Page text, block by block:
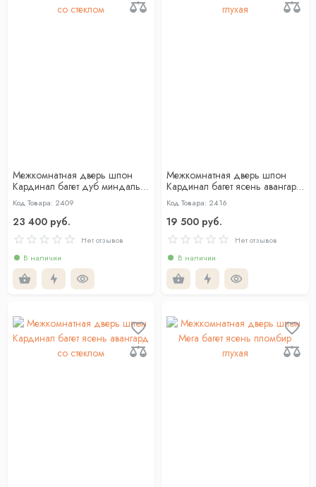
Межкомнатная дверь шпон
Кардинал багет дуб миндаль
со стеклом
Код Товара: 2409
23 400 руб.
Нет отзывов
В наличии
Межкомнатная дверь шпон
Кардинал багет ясень авангард
глухая
Код Товара: 2416
19 500 руб.
Нет отзывов
В наличии